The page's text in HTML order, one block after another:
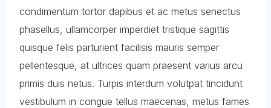
condimentum tortor dapibus et ac metus senectus
phasellus, ullamcorper imperdiet tristique sagittis
quisque felis parturient facilisis mauris semper
pellentesque, at ultrices quam praesent varius arcu
primis duis netus. Turpis interdum volutpat tincidunt
vestibulum in congue tellus maecenas, metus fames